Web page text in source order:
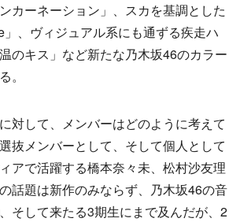
カーネーション」、スカを基調とした
」、ヴィジュアル系にも通ずる疾走ハ
のキス」など新たな乃木坂46のカラー
。
対して、メンバーはどのように考えて
抜メンバーとして、そして個人として
アで活躍する橋本奈々未、松村沙友理
話題は新作のみならず、乃木坂46の音
そして来たる3期生にまで及んだが、2